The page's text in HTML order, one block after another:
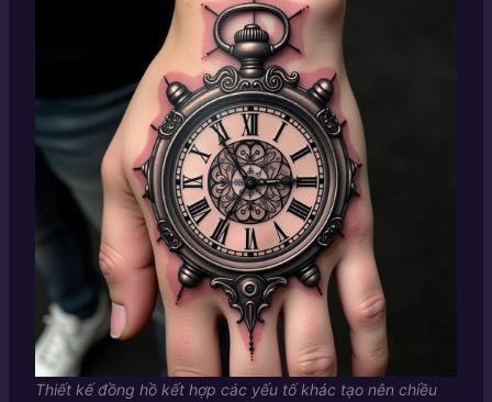
Thiết kế đồng hồ kết hợp các yếu tố khác tạo nên chiều